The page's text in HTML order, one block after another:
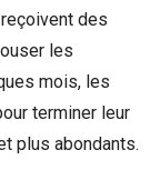
des
les
mois, les
terminer leur
plus abondants.